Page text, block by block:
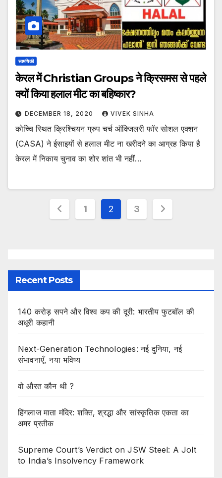
सामयिकी
केरल में Christian Groups ने क्रिसमस से पहले
क्यों किया हलाल मीट का बहिष्कार?
DECEMBER 18, 2020 VIVEK SINHA
कोच्चि स्थित क्रिश्चियन ग्रुप चर्च ऑक्जिलरी फॉर सोशल एक्शन
(CASA) ने ईसाइयों से हलाल मीट ना खरीदने का आग्रह किया है
केरल में निकाय चुनाव का शोर शांत भी नहीं…
Posts
1 2 3
Recent Posts
140 करोड़ सपने और विश्व कप की दूरी: भारतीय फुटबॉल की
अधूरी कहानी
Next-Generation Technologies: नई दुनिया, नई
संभावनाएँ, नया भविष्य
वो औरत कौन थी ?
हिंगलाज माता मंदिर: शक्ति, श्रद्धा और सांस्कृतिक एकता का
अमर प्रतीक
Supreme Court’s Verdict on JSW Steel: A Jolt
to India’s Insolvency Framework